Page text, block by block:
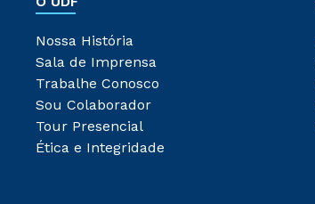
Nossa História
Sala de Imprensa
Trabalhe Conosco
Sou Colaborador
Tour Presencial
Ética e Integridade